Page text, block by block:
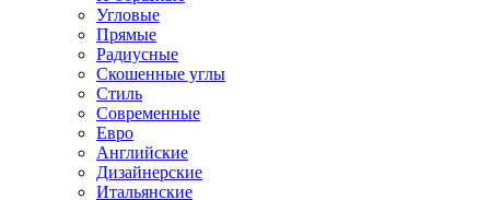
Угловые
Прямые
Радиусные
Скошенные углы
Стиль
Современные
Евро
Английские
Дизайнерские
Итальянские